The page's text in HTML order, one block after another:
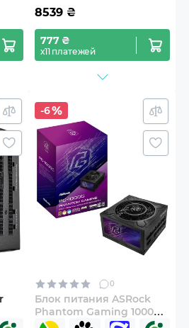
8539 ₴
777 ₴
х11 платежей
-6
0
Блок питания ASRock
Phantom Gaming 1000W
(PG-1000G)